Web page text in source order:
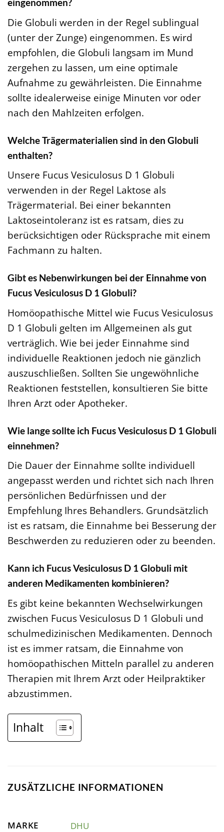
eingenommen?
Die Globuli werden in der Regel sublingual
(unter der Zunge) eingenommen. Es wird
empfohlen, die Globuli langsam im Mund
zergehen zu lassen, um eine optimale
Aufnahme zu gewährleisten. Die Einnahme
sollte idealerweise einige Minuten vor oder
nach den Mahlzeiten erfolgen.
Welche Trägermaterialien sind in den Globuli
enthalten?
Unsere Fucus Vesiculosus D 1 Globuli
verwenden in der Regel Laktose als
Trägermaterial. Bei einer bekannten
Laktoseintoleranz ist es ratsam, dies zu
berücksichtigen oder Rücksprache mit einem
Fachmann zu halten.
Gibt es Nebenwirkungen bei der Einnahme von
Fucus Vesiculosus D 1 Globuli?
Homöopathische Mittel wie Fucus Vesiculosus
D 1 Globuli gelten im Allgemeinen als gut
verträglich. Wie bei jeder Einnahme sind
individuelle Reaktionen jedoch nie gänzlich
auszuschließen. Sollten Sie ungewöhnliche
Reaktionen feststellen, konsultieren Sie bitte
Ihren Arzt oder Apotheker.
Wie lange sollte ich Fucus Vesiculosus D 1 Globuli
einnehmen?
Die Dauer der Einnahme sollte individuell
angepasst werden und richtet sich nach Ihren
persönlichen Bedürfnissen und der
Empfehlung Ihres Behandlers. Grundsätzlich
ist es ratsam, die Einnahme bei Besserung der
Beschwerden zu reduzieren oder zu beenden.
Kann ich Fucus Vesiculosus D 1 Globuli mit
anderen Medikamenten kombinieren?
Es gibt keine bekannten Wechselwirkungen
zwischen Fucus Vesiculosus D 1 Globuli und
schulmedizinischen Medikamenten. Dennoch
ist es immer ratsam, die Einnahme von
homöopathischen Mitteln parallel zu anderen
Therapien mit Ihrem Arzt oder Heilpraktiker
abzustimmen.
Inhalt
ZUSÄTZLICHE INFORMATIONEN
MARKE DHU